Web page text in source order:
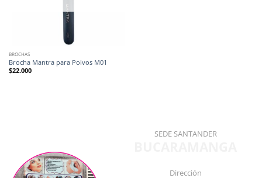
BROCHAS
Brocha Mantra para Polvos M01
$22.000
SEDE SANTANDER
Dirección